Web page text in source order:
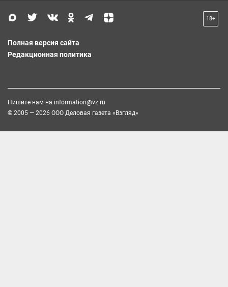
18+
Полная версия сайта
Редакционная политика
Пишите нам на information@vz.ru
© 2005 — 2026 ООО Деловая газета «Взгляд»